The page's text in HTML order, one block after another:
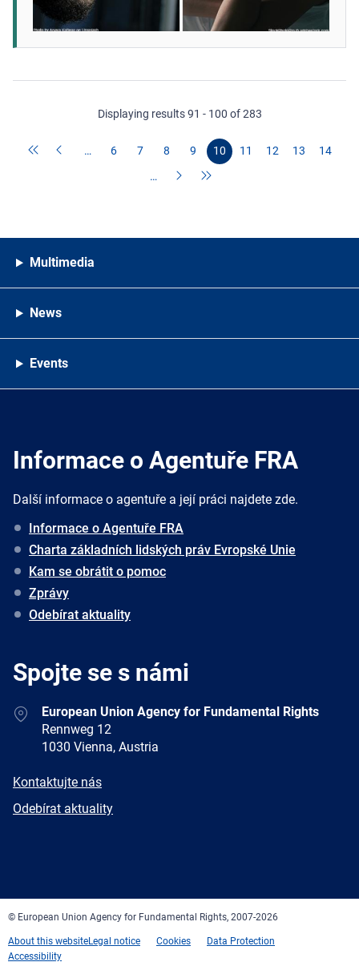
Displaying results 91 - 100 of 283
… 6 7 8 9 10 11 12 13
14
…
Multimedia
News
Events
Informace o Agentuře FRA
Další informace o agentuře a její práci najdete zde.
Informace o Agentuře FRA
Charta základních lidských práv Evropské Unie
Kam se obrátit o pomoc
Zprávy
Odebírat aktuality
Spojte se s námi
AddressEuropean Union Agency for Fundamental Rights
Rennweg 12
1030 Vienna, Austria
E-
Kontaktujte nás
Newsletter
Odebírat aktuality
© European Union Agency for Fundamental Rights, 2007-2026
About this websiteLegal notice Cookies
Data Protection
Accessibility